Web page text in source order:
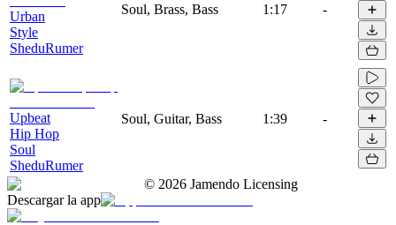
Urban
Style
SheduRumer
Soul, Brass, Bass 1:17 -
Upbeat
Hip Hop
Soul
SheduRumer
Soul, Guitar, Bass 1:39 -
© 2026 Jamendo Licensing
Descargar la app